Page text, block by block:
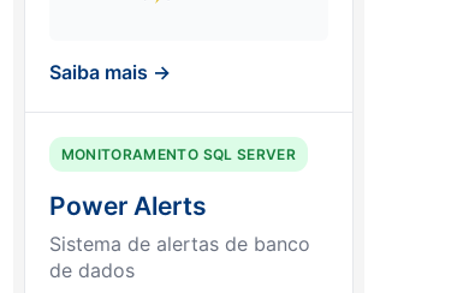
Saiba mais →
MONITORAMENTO SQL SERVER
Power Alerts
Sistema de alertas de banco
de dados